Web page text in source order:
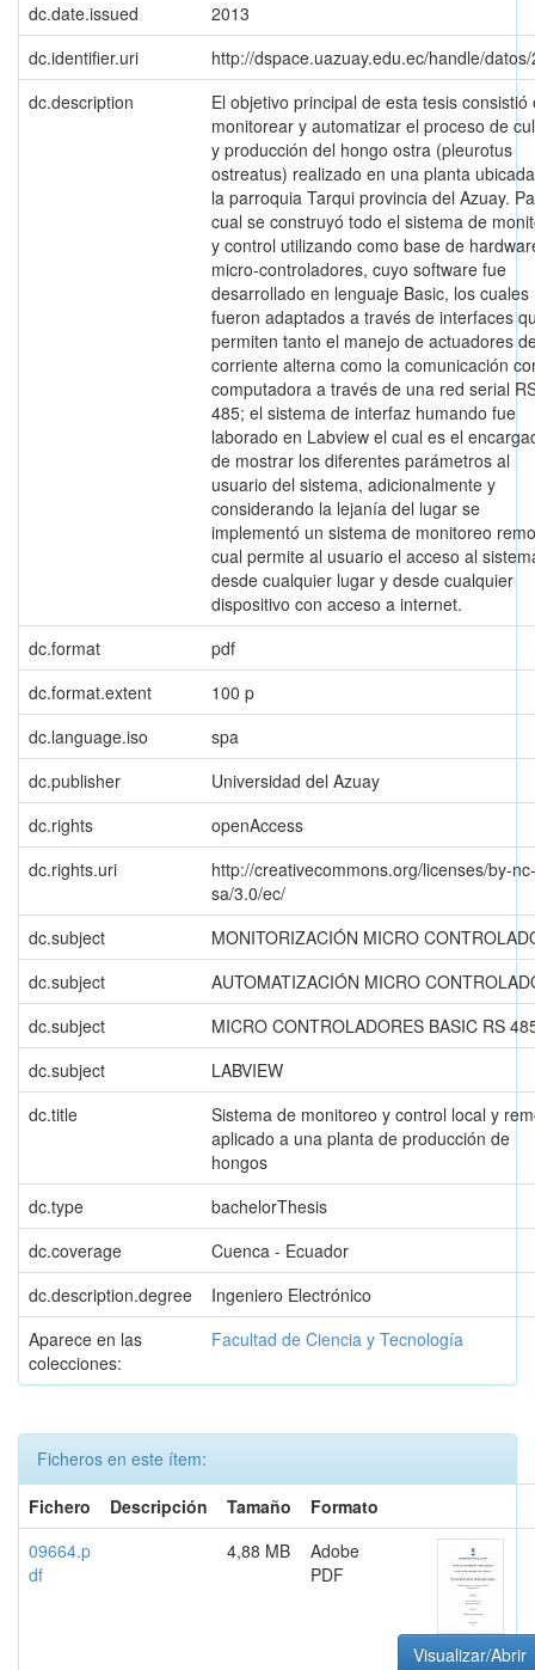
dc.date.issued
2013
dc.identifier.uri
http://dspace.uazuay.edu.ec/handle/
dc.description
El objetivo principal de esta tesis consistió
monitorear y automatizar el proceso de
y producción del hongo ostra (pleurotus
ostreatus) realizado en una planta
la parroquia Tarqui provincia del Azuay.
cual se construyó todo el sistema de
y control utilizando como base de
micro-controladores, cuyo software fue
desarrollado en lenguaje Basic, los cuales
fueron adaptados a través de interfaces
permiten tanto el manejo de actuadores
corriente alterna como la comunicación
computadora a través de una red serial
485; el sistema de interfaz humando fue
laborado en Labview el cual es el
de mostrar los diferentes parámetros al
usuario del sistema, adicionalmente y
considerando la lejanía del lugar se
implementó un sistema de monitoreo
cual permite al usuario el acceso al
desde cualquier lugar y desde cualquier
dispositivo con acceso a internet.
dc.format
pdf
dc.format.extent
100 p
dc.language.iso
spa
dc.publisher
Universidad del Azuay
dc.rights
openAccess
dc.rights.uri
http://creativecommons.org/licenses/by-nc-
sa/3.0/ec/
dc.subject
MONITORIZACIÓN MICRO
dc.subject
AUTOMATIZACIÓN MICRO
dc.subject
MICRO CONTROLADORES BASIC RS
dc.subject
LABVIEW
dc.title
Sistema de monitoreo y control local y
aplicado a una planta de producción de
hongos
dc.type
bachelorThesis
dc.coverage
Cuenca - Ecuador
dc.description.degree
Ingeniero Electrónico
Aparece en las
colecciones:
Facultad de Ciencia y Tecnología
Ficheros en este ítem:
Fichero
Descripción Tamaño
Formato
09664.p
df
4,88 MB
Adobe
PDF
Visualizar/Abrir